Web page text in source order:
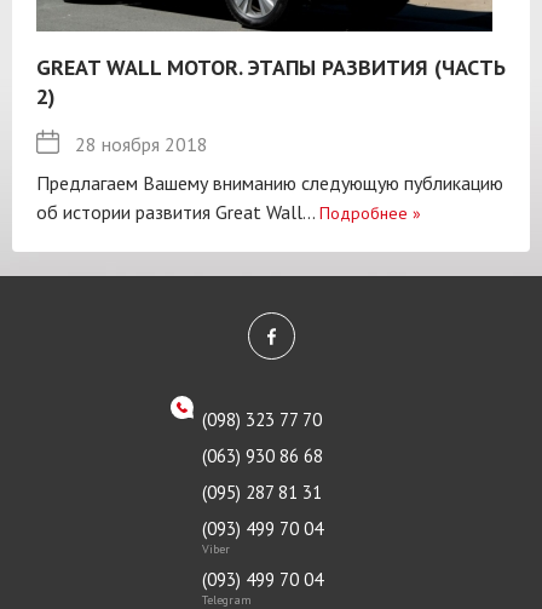
GREAT WALL MOTOR. ЭТАПЫ РАЗВИТИЯ (ЧАСТЬ
2)
28 ноября 2018
Предлагаем Вашему вниманию следующую публикацию
об истории развития Great Wall... Подробнее »
(098) 323 77 70
(063) 930 86 68
(095) 287 81 31
(093) 499 70 04
Viber
(093) 499 70 04
Telegram